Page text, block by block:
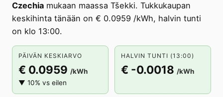
Czechia mukaan maassa Tšekki. Tukkukaupan
keskihinta tänään on € 0.0959 /kWh, halvin tunti
on klo 13:00.
PÄIVÄN KESKIARVO
€ 0.0959 /kWh
▼ 10% vs eilen
HALVIN TUNTI (13:00)
€ -0.0018 /kWh